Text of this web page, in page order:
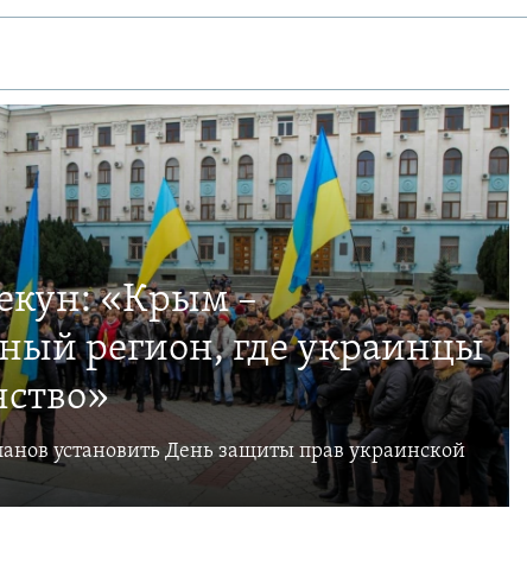
«Крым –
регион, где украинцы
установить День защиты прав украинской